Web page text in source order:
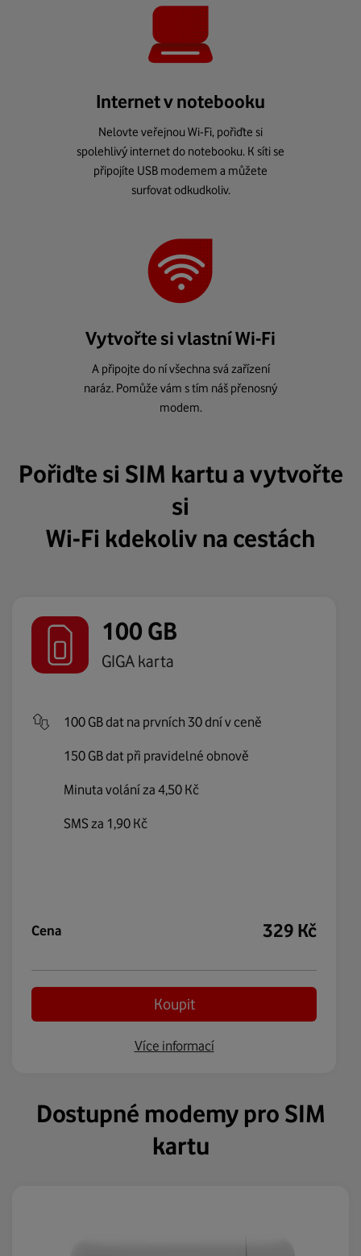
Internet v notebooku
Nelovte veřejnou Wi-Fi, pořiďte si
spolehlivý internet do notebooku. K síti se
připojíte USB modemem a můžete
surfovat odkudkoliv.
Vytvořte si vlastní Wi-Fi
A připojte do ní všechna svá zařízení
naráz. Pomůže vám s tím náš přenosný
modem.
Pořiďte si SIM kartu a vytvořte
si
Wi-Fi kdekoliv na cestách
100 GB
GIGA karta
100 GB dat na prvních 30 dní v ceně
150 GB dat při pravidelné obnově
Minuta volání za 4,50 Kč
SMS za 1,90 Kč
Cena 329 Kč
Koupit
Více informací
Dostupné modemy pro SIM
kartu